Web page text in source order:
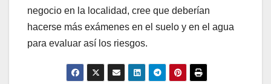
negocio en la localidad, cree que deberían
hacerse más exámenes en el suelo y en el agua
para evaluar así los riesgos.